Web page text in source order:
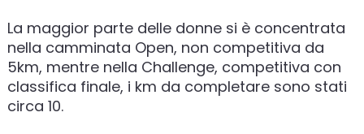
La maggior parte delle donne si è concentrata
nella camminata Open, non competitiva da
5km, mentre nella Challenge, competitiva con
classifica finale, i km da completare sono stati
circa 10.